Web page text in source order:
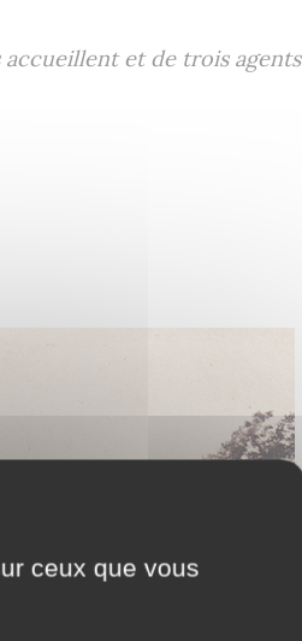
et de trois agents
ceux que vous